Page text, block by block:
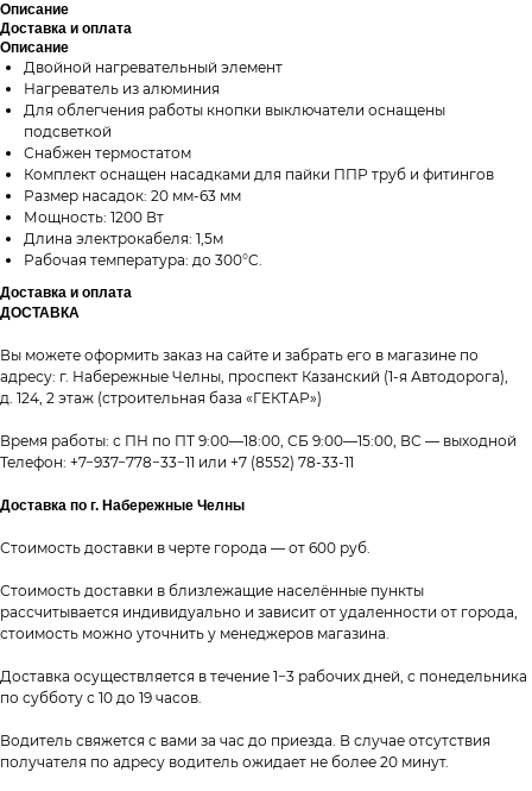
Описание
Доставка и оплата
Описание
Двойной нагревательный элемент
Нагреватель из алюминия
Для облегчения работы кнопки выключатели оснащены
подсветкой
Снабжен термостатом
Комплект оснащен насадками для пайки ППР труб и фитингов
Размер насадок: 20 мм-63 мм
Мощность: 1200 Вт
Длина электрокабеля: 1,5м
Рабочая температура: до 300°C.
Доставка и оплата
ДОСТАВКА
Вы можете оформить заказ на сайте и забрать его в магазине по
адресу: г. Набережные Челны, проспект Казанский (1-я Автодорога),
д. 124, 2 этаж (строительная база «ГЕКТАР»)
Время работы: с ПН по ПТ 9:00—18:00, СБ 9:00—15:00, ВС — выходной
Телефон: +7−937−778−33−11 или +7 (8552) 78-33-11
Доставка по г. Набережные Челны
Стоимость доставки в черте города — от 600 руб.
Стоимость доставки в близлежащие населённые пункты
рассчитывается индивидуально и зависит от удаленности от города,
стоимость можно уточнить у менеджеров магазина.
Доставка осуществляется в течение 1−3 рабочих дней, с понедельника
по субботу с 10 до 19 часов.
Водитель свяжется с вами за час до приезда. В случае отсутствия
получателя по адресу водитель ожидает не более 20 минут.